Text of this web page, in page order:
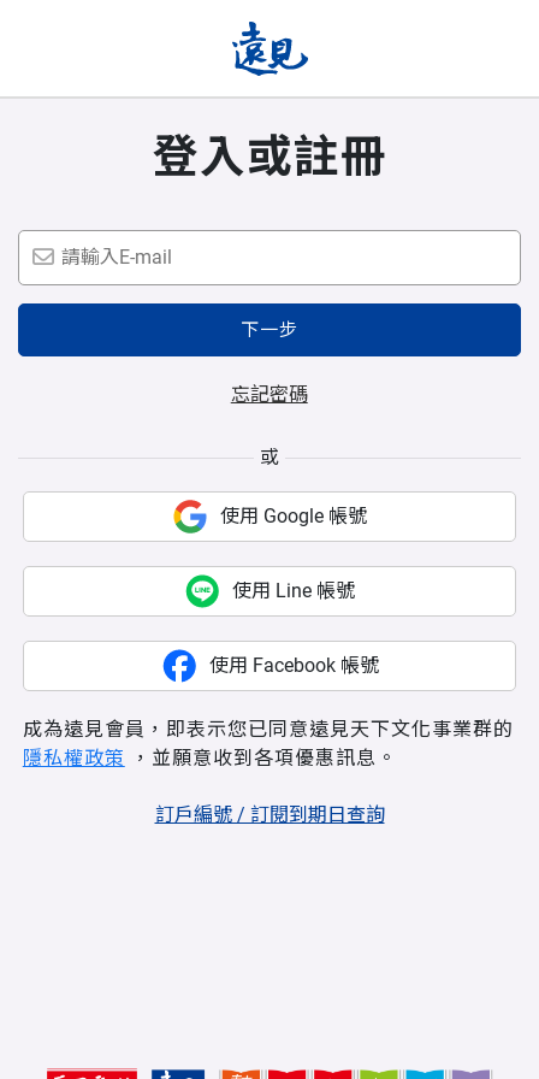
登入或註冊
下一步
忘記密碼
或
使用 Google 帳號
使用 Line 帳號
使用 Facebook 帳號
成為遠見會員，即表示您已同意遠見天下文化事業群的
隱私權政策 ，並願意收到各項優惠訊息。
訂戶編號 / 訂閱到期日查詢